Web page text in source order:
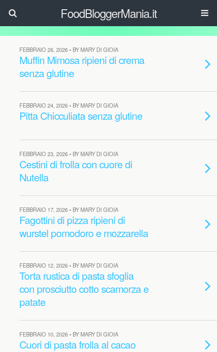
FoodBloggerMania.it
FEBBRAIO 26, 2026 • BY MARY DI GIOIA
Muffin Mimosa ripieni di crema
senza glutine
FEBBRAIO 24, 2026 • BY MARY DI GIOIA
Pitta Chicculiata senza glutine
FEBBRAIO 23, 2026 • BY MARY DI GIOIA
Cestini di frolla con cuore di
Nutella
FEBBRAIO 17, 2026 • BY MARY DI GIOIA
Fagottini di pizza ripieni di
wurstel pomodoro e mozzarella
FEBBRAIO 12, 2026 • BY MARY DI GIOIA
Torta rustica di pasta sfoglia
con prosciutto cotto scamorza e
patate
FEBBRAIO 10, 2026 • BY MARY DI GIOIA
Cuori di pasta frolla al cacao